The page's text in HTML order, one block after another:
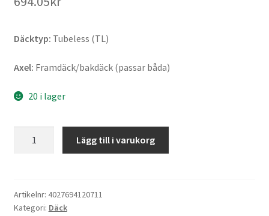
Däcktyp: Tubeless (TL)
Axel: Framdäck/bakdäck (passar båda)
20 i lager
-
13
Lägg till i varukorg
Artikelnr: 4027694120711
Kategori: Däck